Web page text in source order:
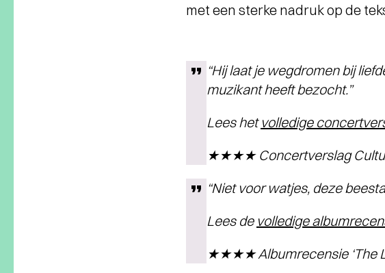
met een sterke nadruk op de
“Hij laat je wegdromen bij
muzikant heeft bezocht.”
Lees het volledige
★★★★ Concertverslag
“Niet voor watjes, deze
Lees de volledige
★★★★ Albumrecensie ‘The